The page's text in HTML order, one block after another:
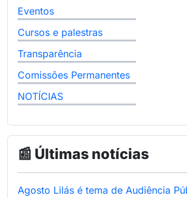
Eventos
Cursos e palestras
Transparência
Comissões Permanentes
NOTÍCIAS
📰 Últimas notícias
Agosto Lilás é tema de Audiência